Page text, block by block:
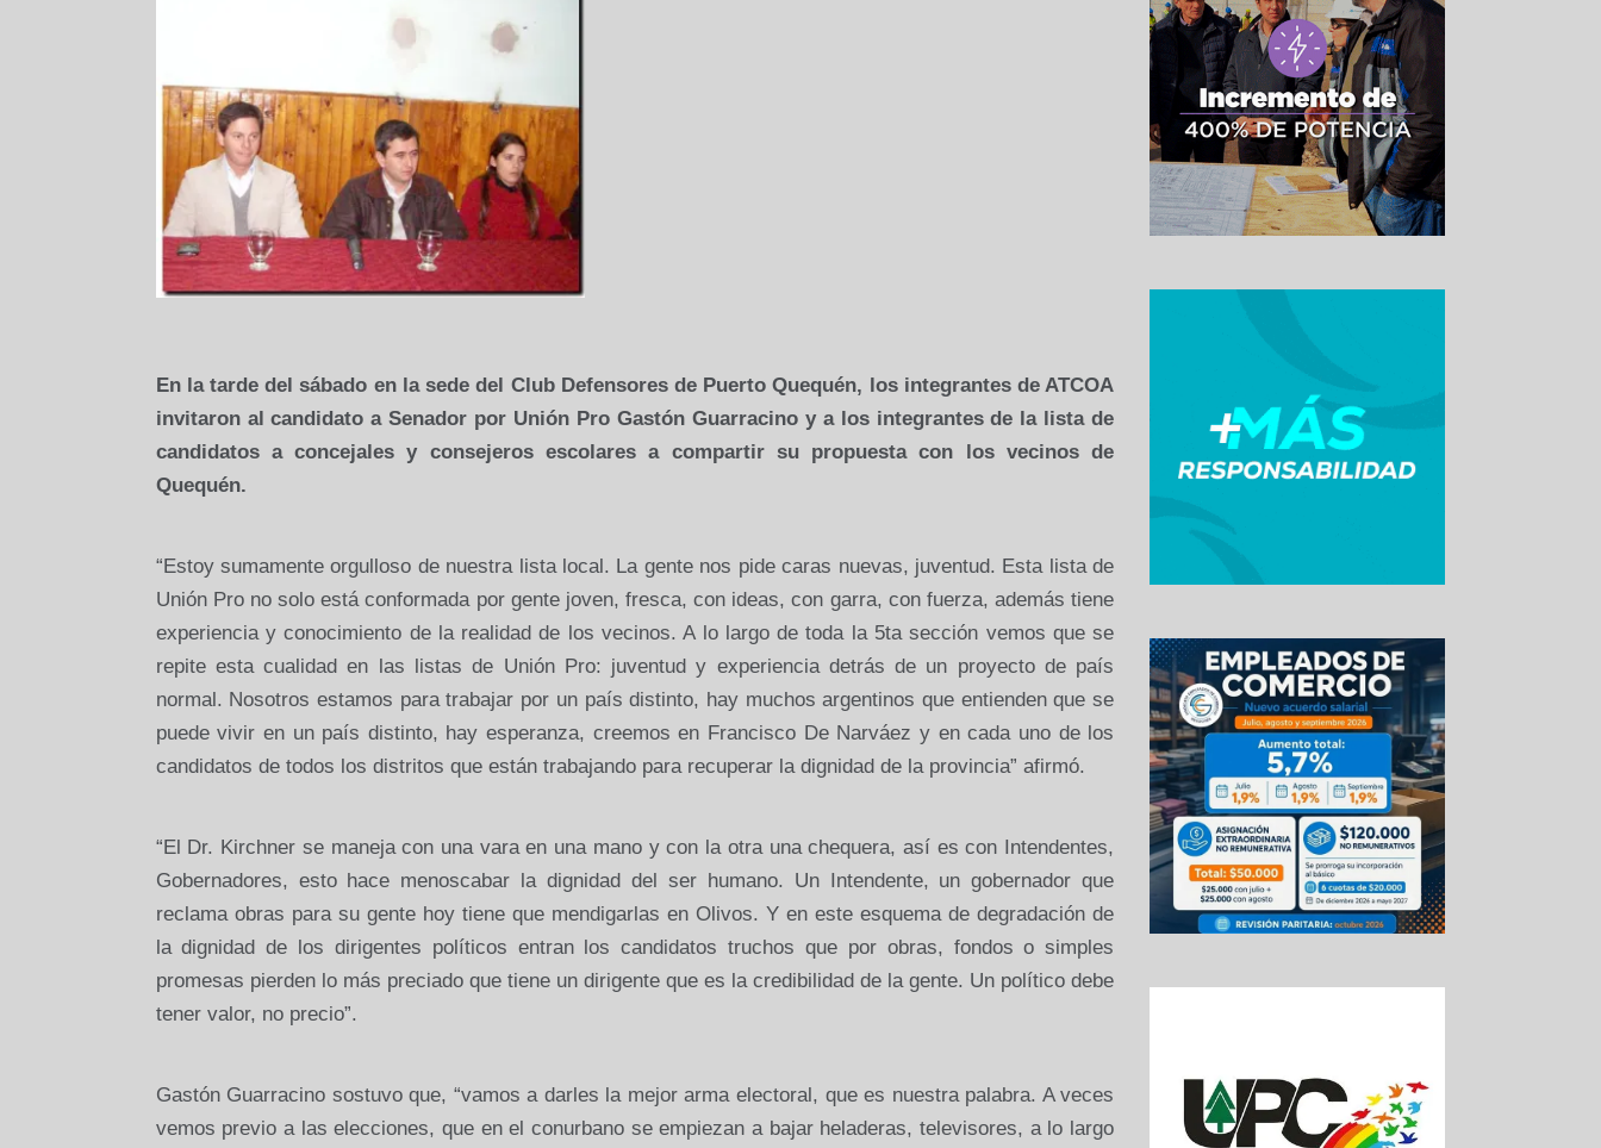
En la tarde del sábado en la sede del Club Defensores de Puerto Quequén, los integrantes de ATCOA
invitaron al candidato a Senador por Unión Pro Gastón Guarracino y a los integrantes de la lista de
candidatos a concejales y consejeros escolares a compartir su propuesta con los vecinos de
Quequén.
“Estoy sumamente orgulloso de nuestra lista local. La gente nos pide caras nuevas, juventud. Esta lista de
Unión Pro no solo está conformada por gente joven, fresca, con ideas, con garra, con fuerza, además tiene
experiencia y conocimiento de la realidad de los vecinos. A lo largo de toda la 5ta sección vemos que se
repite esta cualidad en las listas de Unión Pro: juventud y experiencia detrás de un proyecto de país
normal. Nosotros estamos para trabajar por un país distinto, hay muchos argentinos que entienden que se
puede vivir en un país distinto, hay esperanza, creemos en Francisco De Narváez y en cada uno de los
candidatos de todos los distritos que están trabajando para recuperar la dignidad de la provincia” afirmó.
“El Dr. Kirchner se maneja con una vara en una mano y con la otra una chequera, así es con Intendentes,
Gobernadores, esto hace menoscabar la dignidad del ser humano. Un Intendente, un gobernador que
reclama obras para su gente hoy tiene que mendigarlas en Olivos. Y en este esquema de degradación de
la dignidad de los dirigentes políticos entran los candidatos truchos que por obras, fondos o simples
promesas pierden lo más preciado que tiene un dirigente que es la credibilidad de la gente. Un político debe
tener valor, no precio”.
Gastón Guarracino sostuvo que, “vamos a darles la mejor arma electoral, que es nuestra palabra. A veces
vemos previo a las elecciones, que en el conurbano se empiezan a bajar heladeras, televisores, a lo largo